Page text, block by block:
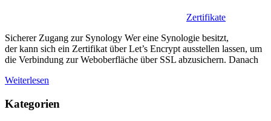
Zertifikate
Sicherer Zugang zur Synology Wer eine Synologie besitzt,
der kann sich ein Zertifikat über Let’s Encrypt ausstellen lassen, um
die Verbindung zur Weboberfläche über SSL abzusichern. Danach
Weiterlesen
Kategorien